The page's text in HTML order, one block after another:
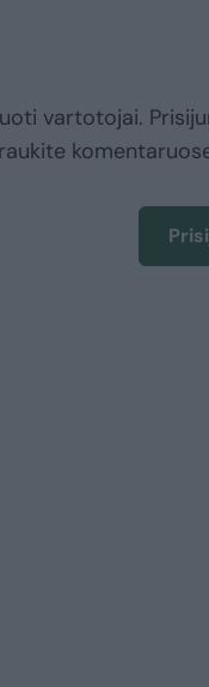
vartotojai.